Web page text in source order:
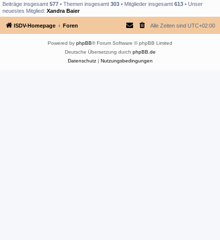
Beiträge insgesamt 577 • Themen insgesamt 303 • Mitglieder insgesamt 613 • Unser
neuestes Mitglied: Xandra Baier
ISDV-Homepage Foren Alle Zeiten sind UTC+02:00
Powered by phpBB® Forum Software © phpBB Limited
Deutsche Übersetzung durch phpBB.de
Datenschutz| Nutzungsbedingungen